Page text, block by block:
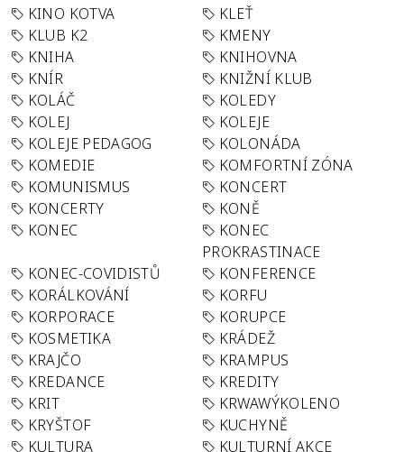
KINO KOTVA
KLEŤ
KLUB K2
KMENY
KNIHA
KNIHOVNA
KNÍR
KNIŽNÍ KLUB
KOLÁČ
KOLEDY
KOLEJ
KOLEJE
KOLEJE PEDAGOG
KOLONÁDA
KOMEDIE
KOMFORTNÍ ZÓNA
KOMUNISMUS
KONCERT
KONCERTY
KONĚ
KONEC
KONEC
PROKRASTINACE
KONEC-COVIDISTŮ
KONFERENCE
KORÁLKOVÁNÍ
KORFU
KORPORACE
KORUPCE
KOSMETIKA
KRÁDEŽ
KRAJČO
KRAMPUS
KREDANCE
KREDITY
KRIT
KRWAWÝKOLENO
KRYŠTOF
KUCHYNĚ
KULTURA
KULTURNÍ AKCE